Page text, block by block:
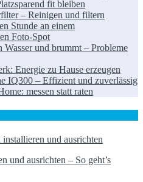
und ausrichten – So geht’s